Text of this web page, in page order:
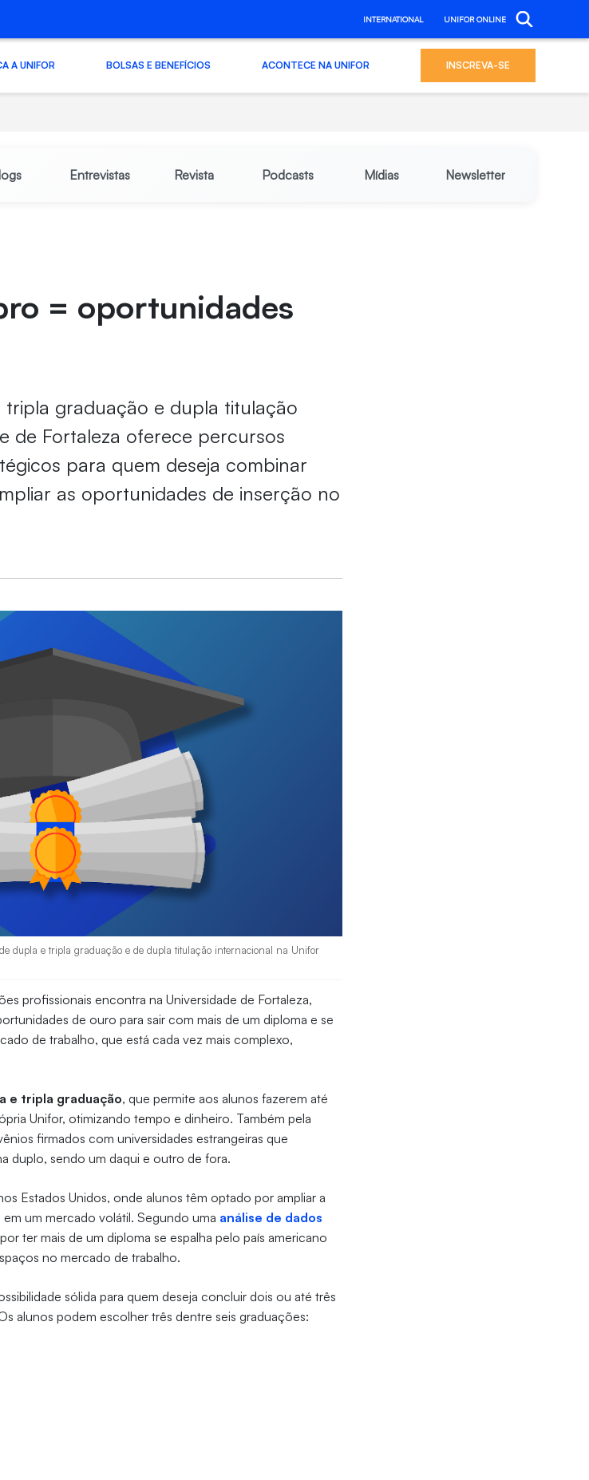
INTERNATIONAL UNIFOR ONLINE
A UNIFOR BOLSAS E BENEFÍCIOS ACONTECE NA UNIFOR INSCREVA-SE
Entrevistas Revista Podcasts Mídias Newsletter
= oportunidades
graduação e dupla titulação
de Fortaleza oferece percursos
para quem deseja combinar
as oportunidades de inserção no
dupla e tripla graduação e de dupla titulação internacional na Unifor
profissionais encontra na Universidade de Fortaleza,
de ouro para sair com mais de um diploma e se
de trabalho, que está cada vez mais complexo,
e tripla graduação, que permite aos alunos fazerem até
Unifor, otimizando tempo e dinheiro. Também pela
firmados com universidades estrangeiras que
duplo, sendo um daqui e outro de fora.
Estados Unidos, onde alunos têm optado por ampliar a
um mercado volátil. Segundo uma análise de dados
ter mais de um diploma se espalha pelo país americano
no mercado de trabalho.
sólida para quem deseja concluir dois ou até três
alunos podem escolher três dentre seis graduações: